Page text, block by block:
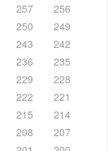
257
256
250
249
243
242
236
235
229
228
222
221
215
214
208
207